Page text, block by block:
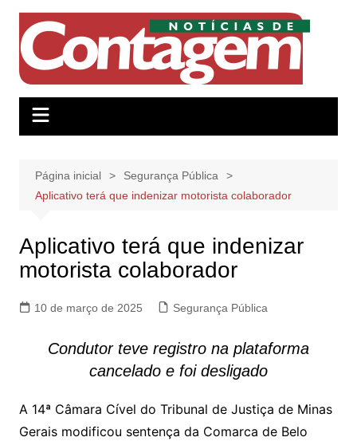
conteúdo
Página inicial
Segurança Pública
Aplicativo terá que indenizar motorista colaborador
Aplicativo terá que indenizar
motorista colaborador
10 de março de 2025 Segurança Pública
Condutor teve registro na plataforma
cancelado e foi desligado
A 14ª Câmara Cível do Tribunal de Justiça de Minas
Gerais modificou sentença da Comarca de Belo